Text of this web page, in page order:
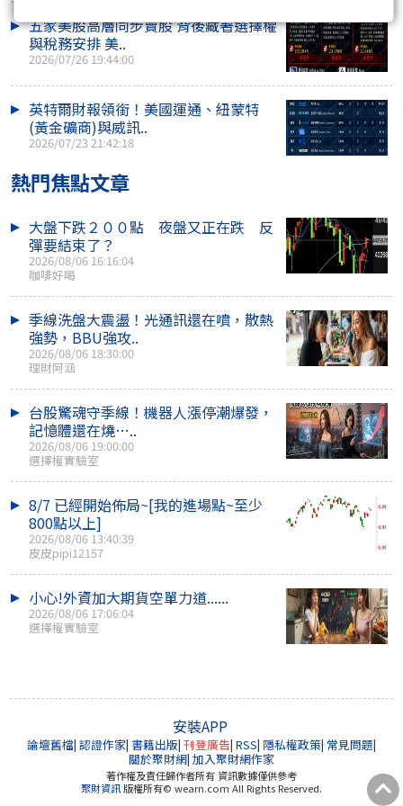
五家美股高層同步賣股 背後藏著選擇權
與稅務安排 美..
2026/07/26 19:44:00
英特爾財報領銜！美國運通、紐蒙特
(黃金礦商)與威訊..
2026/07/23 21:42:18
熱門焦點文章
大盤下跌２００點 夜盤又正在跌 反
彈要結束了？
2026/08/06 16:16:04
咖啡好喝
季線洗盤大震盪！光通訊還在噴，散熱
強勢，BBU強攻..
2026/08/06 18:30:00
理財阿涵
台股驚魂守季線！機器人漲停潮爆發，
記憶體還在燒…..
2026/08/06 19:00:00
選擇權實驗室
8/7 已經開始佈局~[我的進場點~至少
800點以上]
2026/08/06 13:40:39
皮皮pipi12157
小心!外資加大期貨空單力道......
2026/08/06 17:06:04
選擇權實驗室
安裝APP
論壇舊檔| 認證作家| 書籍出版| 刊登廣告| RSS| 隱私權政策| 常見問題|
關於聚財網| 加入聚財網作家
著作權及責任歸作者所有 資訊數據僅供參考
聚財資訊版權所有© wearn.com All Rights Reserved.